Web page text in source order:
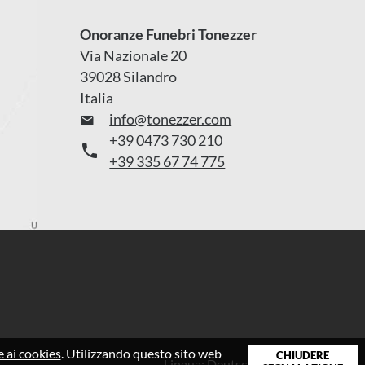
Onoranze Funebri Tonezzer
Via Nazionale 20
39028 Silandro
Italia
 info@tonezzer.com

+39 0473 730 210
+39 335 67 74 775
ai cookies. Utilizzando questo sito web
CHIUDERE